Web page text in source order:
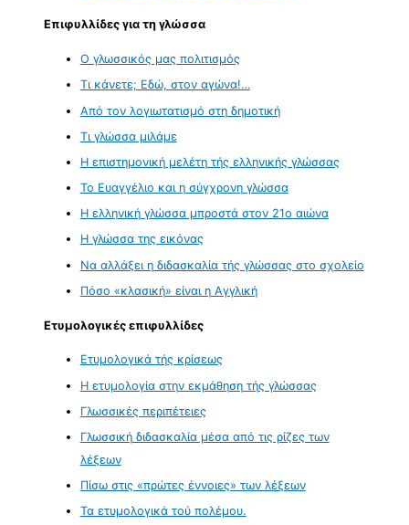
Επιφυλλίδες για τη γλώσσα
Ο γλωσσικός μας πολιτισμός
Τι κάνετε; Εδώ, στον αγώνα!…
Από τον λογιωτατισμό στη δημοτική
Τι γλώσσα μιλάμε
Η επιστημονική μελέτη τής ελληνικής γλώσσας
Το Ευαγγέλιο και η σύγχρονη γλώσσα
Η ελληνική γλώσσα μπροστά στον 21ο αιώνα
Η γλώσσα της εικόνας
Να αλλάξει η διδασκαλία τής γλώσσας στο σχολείο
Πόσο «κλασική» είναι η Αγγλική
Ετυμολογικές επιφυλλίδες
Ετυμολογικά τής κρίσεως
Η ετυμολογία στην εκμάθηση τής γλώσσας
Γλωσσικές περιπέτειες
Γλωσσική διδασκαλία μέσα από τις ρίζες των
λέξεων
Πίσω στις «πρώτες έννοιες» των λέξεων
Τα ετυμολογικά τού πολέμου.